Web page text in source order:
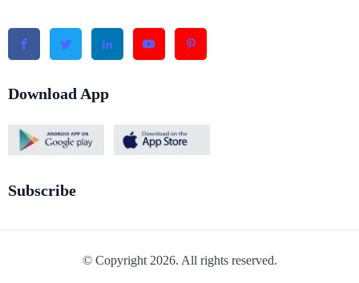
Download App
Subscribe
© Copyright 2026. All rights reserved.